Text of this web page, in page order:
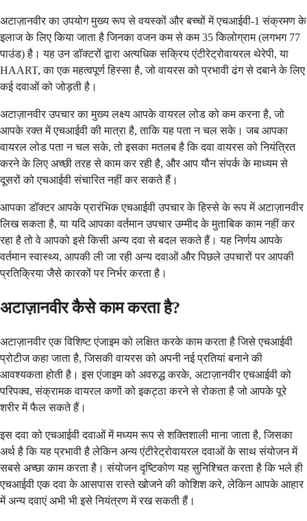
अटाज़ानवीर का उपयोग मुख्य रूप से वयस्कों और बच्चों में एचआईवी-1 संक्रमण के
इलाज के लिए किया जाता है जिनका वजन कम से कम 35 किलोग्राम (लगभग 77
पाउंड) है। यह उन डॉक्टरों द्वारा अत्यधिक सक्रिय एंटीरेट्रोवायरल थेरेपी, या
HAART, का एक महत्वपूर्ण हिस्सा है, जो वायरस को प्रभावी ढंग से दबाने के लिए
कई दवाओं को जोड़ती है।
अटाज़ानवीर उपचार का मुख्य लक्ष्य आपके वायरल लोड को कम करना है, जो
आपके रक्त में एचआईवी की मात्रा है, ताकि यह पता न चल सके। जब आपका
वायरल लोड पता न चल सके, तो इसका मतलब है कि दवा वायरस को नियंत्रित
करने के लिए अच्छी तरह से काम कर रही है, और आप यौन संपर्क के माध्यम से
दूसरों को एचआईवी संचारित नहीं कर सकते हैं।
आपका डॉक्टर आपके प्रारंभिक एचआईवी उपचार के हिस्से के रूप में अटाज़ानवीर
लिख सकता है, या यदि आपका वर्तमान उपचार उम्मीद के मुताबिक काम नहीं कर
रहा है तो वे आपको इसे किसी अन्य दवा से बदल सकते हैं। यह निर्णय आपके
वर्तमान स्वास्थ्य, आपकी ली जा रही अन्य दवाओं और पिछले उपचारों पर आपकी
प्रतिक्रिया जैसे कारकों पर निर्भर करता है।
अटाज़ानवीर कैसे काम करता है?
अटाज़ानवीर एक विशिष्ट एंजाइम को लक्षित करके काम करता है जिसे एचआईवी
प्रोटीज कहा जाता है, जिसकी वायरस को अपनी नई प्रतियां बनाने की
आवश्यकता होती है। इस एंजाइम को अवरुद्ध करके, अटाज़ानवीर एचआईवी को
परिपक्व, संक्रामक वायरल कणों को इकट्ठा करने से रोकता है जो आपके पूरे
शरीर में फैल सकते हैं।
इस दवा को एचआईवी दवाओं में मध्यम रूप से शक्तिशाली माना जाता है, जिसका
अर्थ है कि यह प्रभावी है लेकिन अन्य एंटीरेट्रोवायरल दवाओं के साथ संयोजन में
सबसे अच्छा काम करता है। संयोजन दृष्टिकोण यह सुनिश्चित करता है कि भले ही
एचआईवी एक दवा के आसपास रास्ते खोजने की कोशिश करे, लेकिन आपके आहार
में अन्य दवाएं अभी भी इसे नियंत्रण में रख सकती हैं।